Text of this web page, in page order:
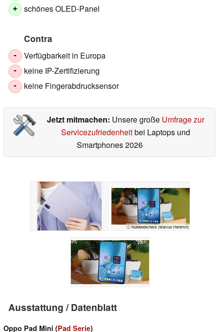
+ schönes OLED-Panel
Contra
- Verfügbarkeit in Europa
- keine IP-Zertifizierung
- keine Fingerabdrucksensor
Jetzt mitmachen: Unsere große Umfrage zur
Servicezufriedenheitbei Laptops und
Smartphones 2026
ⓘ Notebookcheck (Marcus Herbrich)
Ausstattung / Datenblatt
Oppo Pad Mini (Pad Serie)